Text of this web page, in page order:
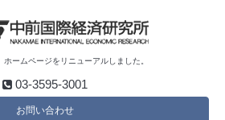
ホームページをリニューアルしました。
03-3595-3001
お問い合わせ